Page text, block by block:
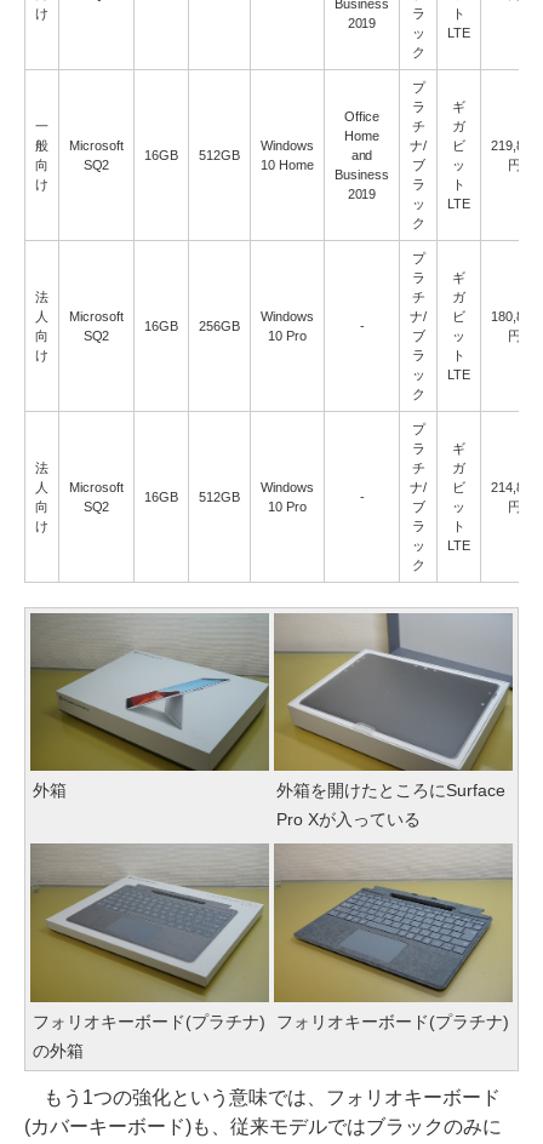
け
Business
2019
ラ
ッ
ク
ト
LTE
一
般
向
け
Microsoft
SQ2
16GB 512GB
Windows
10 Home
Office
Home
and
Business
2019
プ
ラ
チ
ナ/
ブ
ラ
ッ
ク
ギ
ガ
ビ
ッ
ト
LTE
219,800
円
法
人
向
け
Microsoft
SQ2
16GB 256GB
Windows
10 Pro
-
プ
ラ
チ
ナ/
ブ
ラ
ッ
ク
ギ
ガ
ビ
ッ
ト
LTE
180,800
円
法
人
向
け
Microsoft
SQ2
16GB 512GB
Windows
10 Pro
-
プ
ラ
チ
ナ/
ブ
ラ
ッ
ク
ギ
ガ
ビ
ッ
ト
LTE
214,800
円
外箱
外箱を開けたところにSurface
Pro Xが入っている
フォリオキーボード(プラチナ)
の外箱
フォリオキーボード(プラチナ)
もう1つの強化という意味では、フォリオキーボード
(カバーキーボード)も、従来モデルではブラックのみに